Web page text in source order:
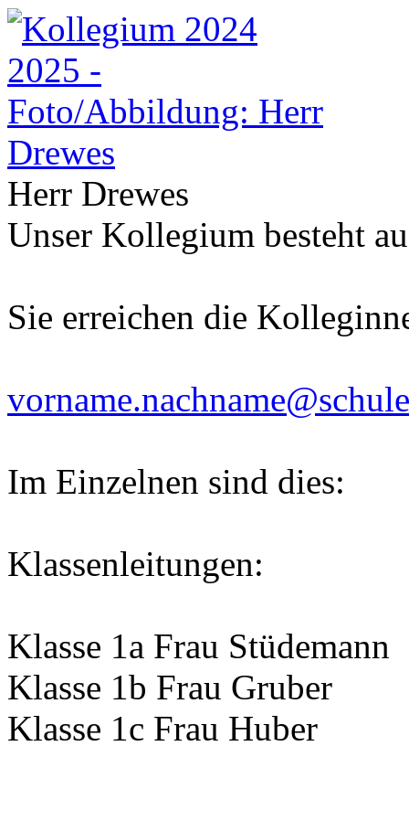
Herr Drewes
Unser Kollegium besteht
Sie erreichen die
Im Einzelnen sind dies:
Klassenleitungen:
Klasse 1a Frau Stüdemann
Klasse 1b Frau Gruber
Klasse 1c Frau Huber